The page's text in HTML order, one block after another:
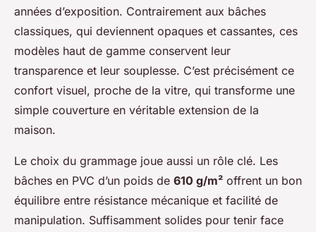
années d’exposition. Contrairement aux bâches
classiques, qui deviennent opaques et cassantes, ces
modèles haut de gamme conservent leur
transparence et leur souplesse. C’est précisément ce
confort visuel, proche de la vitre, qui transforme une
simple couverture en véritable extension de la
maison.
Le choix du grammage joue aussi un rôle clé. Les
bâches en PVC d’un poids de 610 g/m² offrent un bon
équilibre entre résistance mécanique et facilité de
manipulation. Suffisamment solides pour tenir face